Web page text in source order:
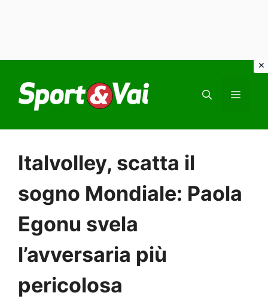
contenuto
Italvolley, scatta il
sogno Mondiale: Paola
Egonu svela
l’avversaria più
pericolosa